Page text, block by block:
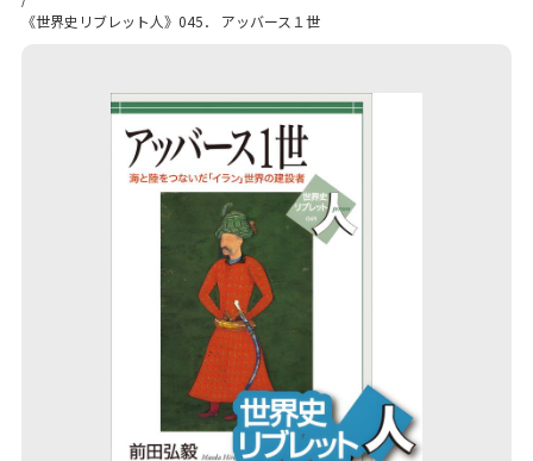
《世界史リブレット人》045． アッバース１世